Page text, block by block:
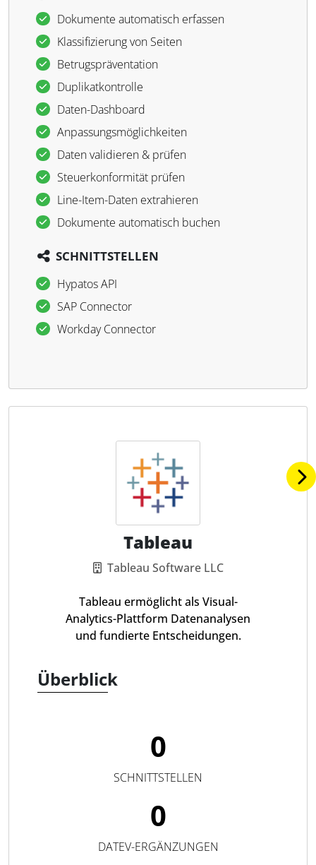
Dokumente automatisch erfassen
Klassifizierung von Seiten
Betrugspräventation
Duplikatkontrolle
Daten-Dashboard
Anpassungsmöglichkeiten
Daten validieren & prüfen
Steuerkonformität prüfen
Line-Item-Daten extrahieren
Dokumente automatisch buchen
SCHNITTSTELLEN
Hypatos API
SAP Connector
Workday Connector
Tableau
Tableau Software LLC
Tableau ermöglicht als Visual-
Analytics-Plattform Datenanalysen
und fundierte Entscheidungen.
Überblick
0
SCHNITTSTELLEN
0
DATEV-ERGÄNZUNGEN